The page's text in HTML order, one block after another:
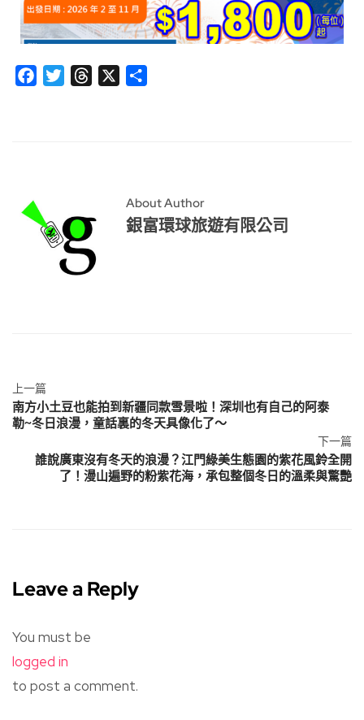
FacebookTwitterThreads
About Author
銀富環球旅遊有限公司
上一篇
南方小土豆也能拍到新疆同款雪景啦！深圳也有自己的阿泰
勒~冬日浪漫，童話裏的冬天具像化了～
下一篇
誰說廣東沒有冬天的浪漫？江門綠美生態園的紫花風鈴全開
了！漫山遍野的粉紫花海，承包整個冬日的溫柔與驚艷
Leave a Reply
You must be
logged in
to post a comment.